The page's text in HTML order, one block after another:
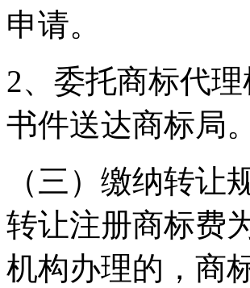
申请。
2、委托商标代
书件送达商标局
（三）缴纳转
转让注册商标费
机构办理的，商